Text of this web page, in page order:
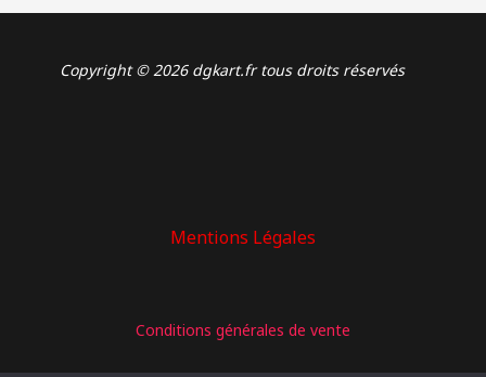
Copyright © 2026 dgkart.fr tous droits réservés
Mentions Légales
Conditions générales de vente
: CARBURATEUR DELL’ORTO VHSB 34